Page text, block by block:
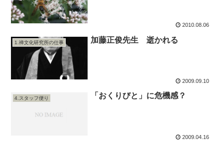
2010.08.06
1.禅文化研究所の仕事 加藤正俊先生 逝かれる
2009.09.10
4.スタッフ便り 「おくりびと」に危機感？
2009.04.16